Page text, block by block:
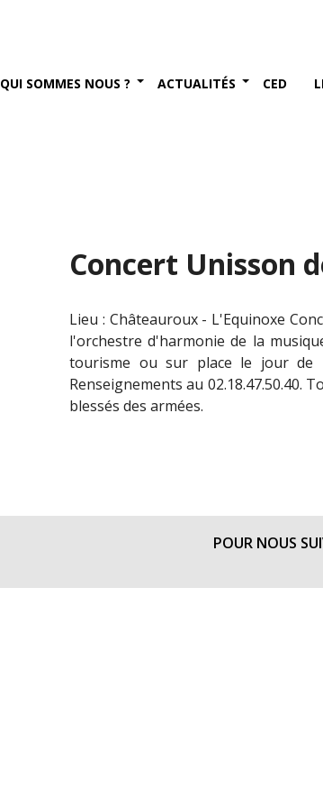
QUI SOMMES NOUS ? ACTUALITÉS CED
Concert Unisson
Lieu : Châteauroux - L'Equinoxe
l'orchestre d'harmonie de la
tourisme ou sur place le jour de
Renseignements au 02.18.47.50.40.
blessés des armées.
POUR NOUS